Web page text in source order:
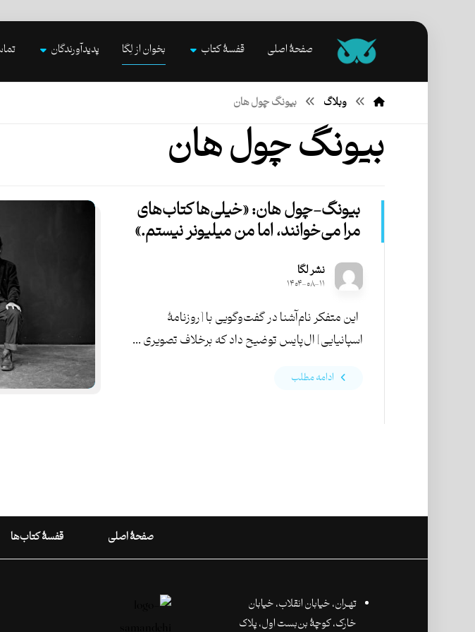
صفحۀ اصلی قفسۀ کتاب بخوان از لِگا پدیدآورندگان
وبلاگ بیونگ چول هان
بیونگ چول هان
بیونگ-‌چول هان: «خیلی‌ها کتاب‌های
مرا می‌خوانند، اما من میلیونر نیستم.»
نشر لگا
۱۴۰۴-۰۸-۱۱
این متفکر نام‌آشنا در گفت‌وگویی با [روزنامهٔ
اسپانیایی] ال‌پایس توضیح داد که برخلاف تصویری ...
ادامه مطلب
صفحۀ اصلی قفسۀ کتاب‌ها
تهـران،‌ خیابان انقلاب، خیابان
خارک، کوچۀ بن‌بست اول، پلاک